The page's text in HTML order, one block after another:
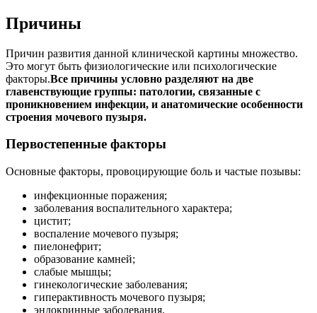
Причины
Причин развития данной клинической картины множество.
Это могут быть физиологические или психологические
факторы.Все причины условно разделяют на две
главенствующие группы: патологии, связанные с
проникновением инфекции, и анатомические особенности
строения мочевого пузыря.
Первостепенные факторы
Основные факторы, провоцирующие боль и частые позывы:
инфекционные поражения;
заболевания воспалительного характера;
цистит;
воспаление мочевого пузыря;
пиелонефрит;
образование камней;
слабые мышцы;
гинекологические заболевания;
гиперактивность мочевого пузыря;
эндокринные заболевания.